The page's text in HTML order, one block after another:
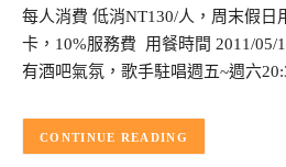
每人消費 低消NT130/人，周末假日
卡，10%服務費 用餐時間 2011/05/
有酒吧氣氛，歌手駐唱週五~週六
CONTINUE READING